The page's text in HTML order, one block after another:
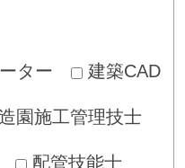
ター 建築CAD
園施工管理技士
配管技能士